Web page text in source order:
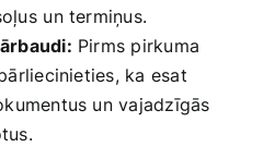
un termiņus.
Pirms pirkuma
ka esat
un vajadzīgās